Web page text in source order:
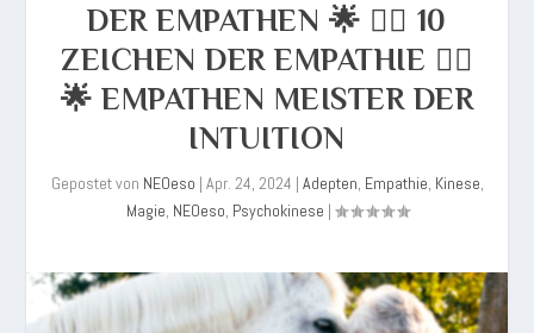
DER EMPATHEN 🌟 💆‍♀️ 10
ZEICHEN DER EMPATHIE 💆‍♂️
🌟 EMPATHEN MEISTER DER
INTUITION
Gepostet von NEOeso | Apr. 24, 2024 | Adepten, Empathie, Kinese,
Magie, NEOeso, Psychokinese |